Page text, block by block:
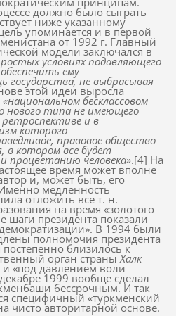
должно было сыграть
ниже указанному
упоминается и в первой
от 1992 г. Главный
модели заключался в
условиях подавляющего
ему
не выбрасывая
этой идеи выросла
«национальном бесклассовом
нового типа не имеющего
ретроспективе и в
которого
правовое общество
в котором все будет
процветанию человека».[4] На
время может вполне
и, может быть, его
медленность
отложить все т. н.
на время «золотого
шаги президента показали
В 1994 были
полномочия президента
близилось к
орган страныХалк
«под давлением воли
1999 вообще сделал
бессрочным. И так
специфичный «туркменский
чисто авторитарной основе.